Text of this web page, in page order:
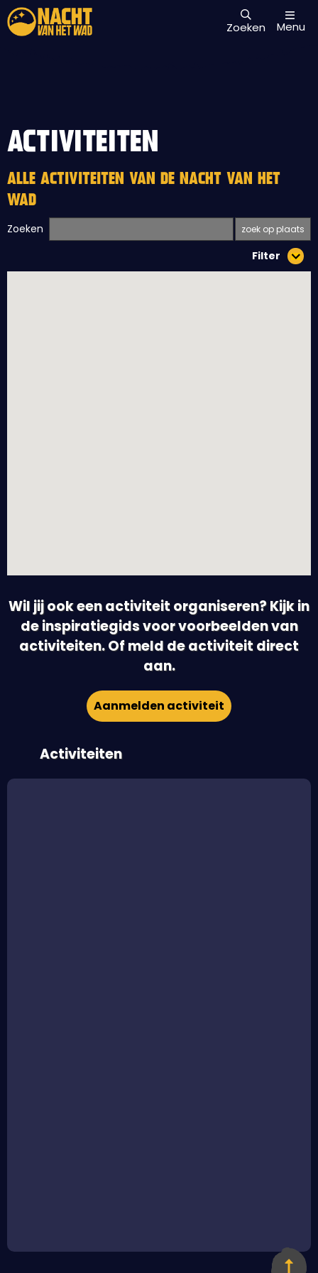
Zoeken Menu
ACTIVITEITEN
ALLE ACTIVITEITEN VAN DE NACHT VAN HET
WAD
Zoeken
Filter
Wil jij ook een activiteit organiseren? Kijk in
de inspiratiegids voor voorbeelden van
activiteiten. Of meld de activiteit direct
aan.
Aanmelden activiteit
Activiteiten